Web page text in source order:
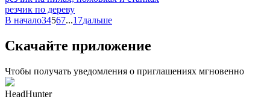
резчик по дереву
В начало34567...17дальше
Скачайте приложение
Чтобы получать уведомления о приглашениях мгновенно
HeadHunter